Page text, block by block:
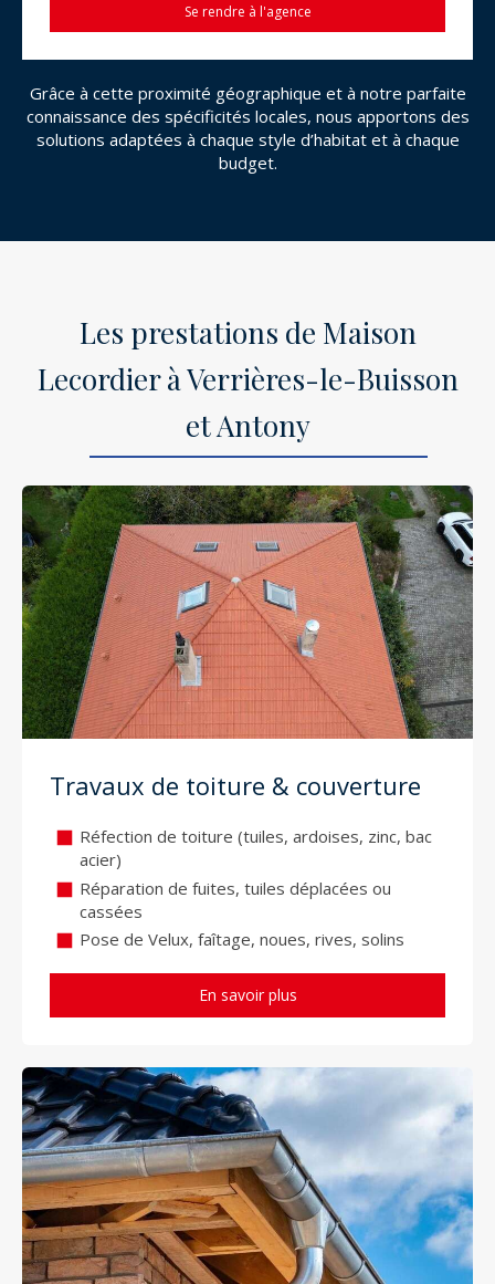
Se rendre à l'agence
Grâce à cette proximité géographique et à notre parfaite
connaissance des spécificités locales, nous apportons des
solutions adaptées à chaque style d’habitat et à chaque
budget.
Les prestations de Maison
Lecordier à Verrières-le-Buisson
et Antony
Travaux de toiture & couverture
Réfection de toiture (tuiles, ardoises, zinc, bac
acier)
Réparation de fuites, tuiles déplacées ou
cassées
Pose de Velux, faîtage, noues, rives, solins
En savoir plus